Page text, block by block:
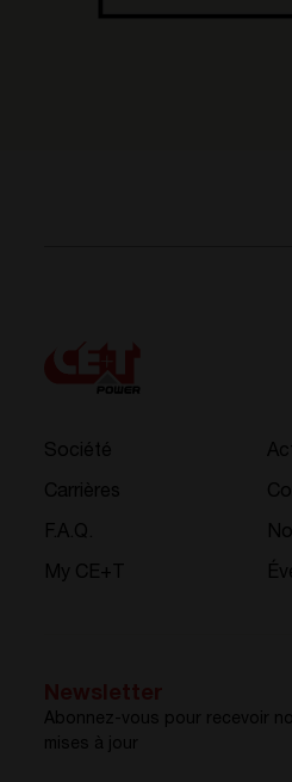
Société
Carrières
F.A.Q.
My CE+T
Abonnez-vous pour recevoir
mises à jour